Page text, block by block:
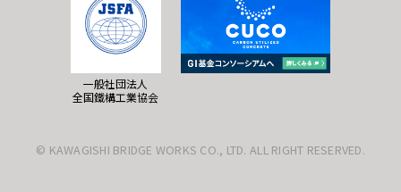
一般社団法人
全国鐵構工業協会
© KAWAGISHI BRIDGE WORKS CO., LTD. ALL RIGHT RESERVED.